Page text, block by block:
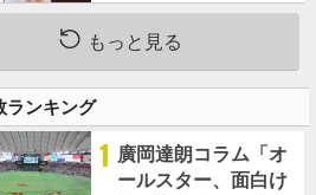
が変わるというの
は、チームにとって
す」
もっと見る
ランキング
1 廣岡達朗コラム「オ
ールスター、面白け